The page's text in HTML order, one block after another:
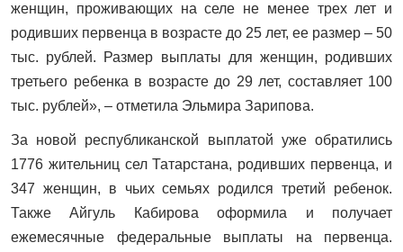
женщин, проживающих на селе не менее трех лет и
родивших первенца в возрасте до 25 лет, ее размер – 50
тыс. рублей. Размер выплаты для женщин, родивших
третьего ребенка в возрасте до 29 лет, составляет 100
тыс. рублей», – отметила Эльмира Зарипова.
За новой республиканской выплатой уже обратились
1776 жительниц сел Татарстана, родивших первенца, и
347 женщин, в чьих семьях родился третий ребенок.
Также Айгуль Кабирова оформила и получает
ежемесячные федеральные выплаты на первенца.